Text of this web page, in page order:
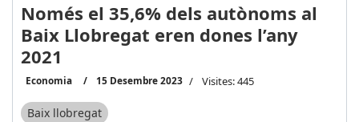
Només el 35,6% dels autònoms al
Baix Llobregat eren dones l’any
2021
Economia 15 Desembre 2023 Visites: 445
Baix llobregat